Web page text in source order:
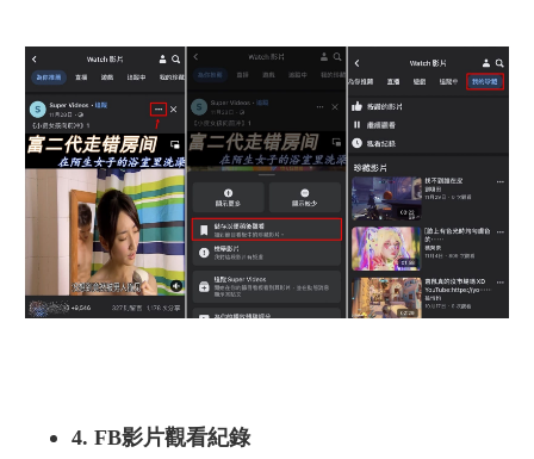
4. FB影片觀看紀錄